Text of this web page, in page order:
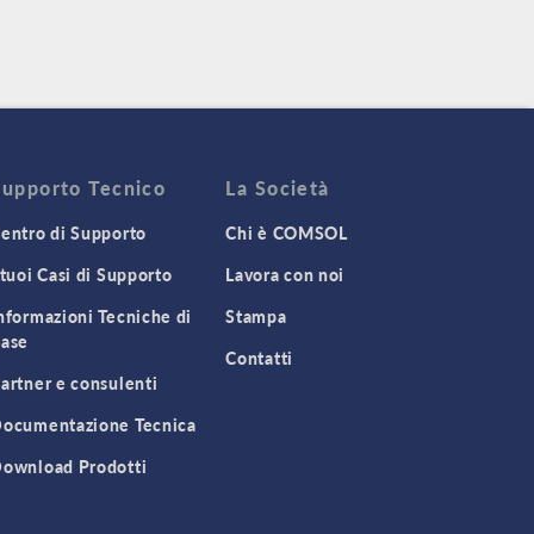
Tecnico
di Supporto
Casi di Supporto
Tecniche di
e consulenti
Tecnica
Prodotti
La Società
Chi è COMSOL
Lavora con noi
Stampa
Contatti